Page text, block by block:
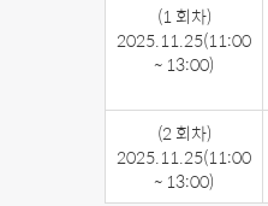
(1 회차)
2025.11.25(11:00
~ 13:00)
(2 회차)
2025.11.25(11:00
~ 13:00)